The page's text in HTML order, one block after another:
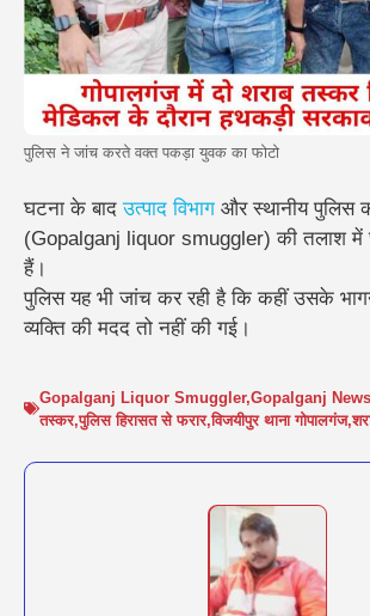
पुलिस ने जांच करते वक्त पकड़ा युवक का फोटो
घटना के बादउत्पाद विभाग और स्थानीय पुलिस
(Gopalganj liquor smuggler) की तलाश में
हैं।
पुलिस यह भी जांच कर रही है कि कहीं उसके
व्यक्ति की मदद तो नहीं की गई।
Gopalganj Liquor Smuggler,Gopalganj News
तस्कर,पुलिस हिरासत से फरार,विजयीपुर थाना गोपालगंज,